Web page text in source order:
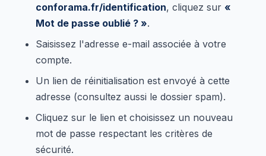
conforama.fr/identification, cliquez sur «
Mot de passe oublié ? ».
Saisissez l'adresse e-mail associée à votre
compte.
Un lien de réinitialisation est envoyé à cette
adresse (consultez aussi le dossier spam).
Cliquez sur le lien et choisissez un nouveau
mot de passe respectant les critères de
sécurité.